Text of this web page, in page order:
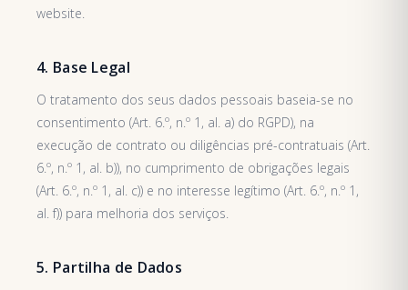
website.
4. Base Legal
O tratamento dos seus dados pessoais baseia-se no
consentimento (Art. 6.º, n.º 1, al. a) do RGPD), na
execução de contrato ou diligências pré-contratuais (Art.
6.º, n.º 1, al. b)), no cumprimento de obrigações legais
(Art. 6.º, n.º 1, al. c)) e no interesse legítimo (Art. 6.º, n.º 1,
al. f)) para melhoria dos serviços.
5. Partilha de Dados